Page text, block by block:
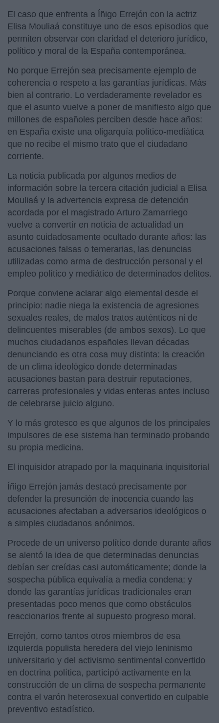
El caso que enfrenta a Íñigo Errejón con la actriz
Elisa Mouliaá constituye uno de esos episodios que
permiten observar con claridad el deterioro jurídico,
político y moral de la España contemporánea.
No porque Errejón sea precisamente ejemplo de
coherencia o respeto a las garantías jurídicas. Más
bien al contrario. Lo verdaderamente revelador es
que el asunto vuelve a poner de manifiesto algo que
millones de españoles perciben desde hace años:
en España existe una oligarquía político-mediática
que no recibe el mismo trato que el ciudadano
corriente.
La noticia publicada por algunos medios de
información sobre la tercera citación judicial a Elisa
Mouliaá y la advertencia expresa de detención
acordada por el magistrado Arturo Zamarriego
vuelve a convertir en noticia de actualidad un
asunto cuidadosamente ocultado durante años: las
acusaciones falsas o temerarias, las denuncias
utilizadas como arma de destrucción personal y el
empleo político y mediático de determinados delitos.
Porque conviene aclarar algo elemental desde el
principio: nadie niega la existencia de agresiones
sexuales reales, de malos tratos auténticos ni de
delincuentes miserables (de ambos sexos). Lo que
muchos ciudadanos españoles llevan décadas
denunciando es otra cosa muy distinta: la creación
de un clima ideológico donde determinadas
acusaciones bastan para destruir reputaciones,
carreras profesionales y vidas enteras antes incluso
de celebrarse juicio alguno.
Y lo más grotesco es que algunos de los principales
impulsores de ese sistema han terminado probando
su propia medicina.
El inquisidor atrapado por la maquinaria inquisitorial
Íñigo Errejón jamás destacó precisamente por
defender la presunción de inocencia cuando las
acusaciones afectaban a adversarios ideológicos o
a simples ciudadanos anónimos.
Procede de un universo político donde durante años
se alentó la idea de que determinadas denuncias
debían ser creídas casi automáticamente; donde la
sospecha pública equivalía a media condena; y
donde las garantías jurídicas tradicionales eran
presentadas poco menos que como obstáculos
reaccionarios frente al supuesto progreso moral.
Errejón, como tantos otros miembros de esa
izquierda populista heredera del viejo leninismo
universitario y del activismo sentimental convertido
en doctrina política, participó activamente en la
construcción de un clima de sospecha permanente
contra el varón heterosexual convertido en culpable
preventivo estadístico.